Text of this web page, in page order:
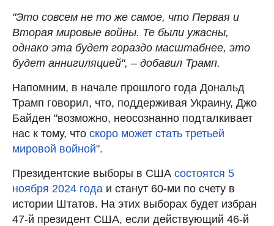
"Это совсем не то же самое, что Первая и
Вторая мировые войны. Те были ужасны,
однако эта будет гораздо масштабнее, это
будет аннигиляцией", – добавил Трамп.
Напомним, в начале прошлого года Дональд
Трамп говорил, что, поддерживая Украину, Джо
Байден "возможно, неосознанно подталкивает
нас к тому, что скоро может стать третьей
мировой войной".
Президентские выборы в США состоятся 5
ноября 2024 года и станут 60-ми по счету в
истории Штатов. На этих выборах будет избран
47-й президент США, если действующий 46-й